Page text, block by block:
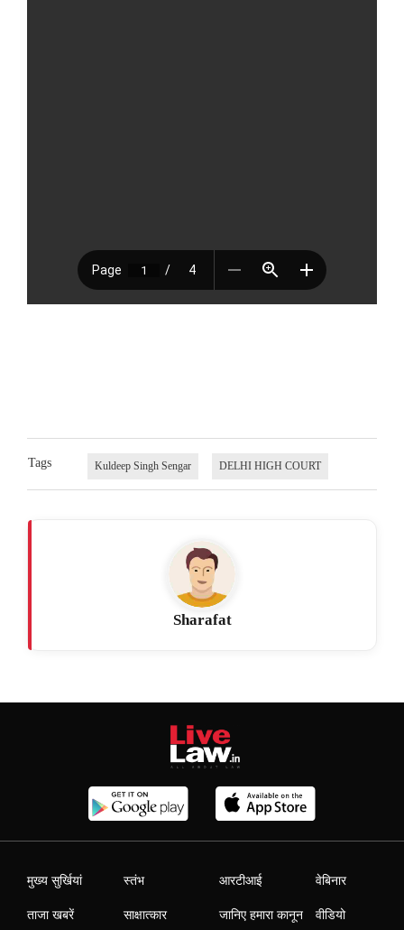
Tags Kuldeep Singh Sengar DELHI HIGH COURT
Sharafat
मुख्य सुर्खियां
ताजा खबरें
स्तंभ
साक्षात्कार
आरटीआई
जानिए हमारा कानून
वेबिनार
वीडियो